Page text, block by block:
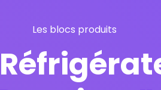
Les blocs produits